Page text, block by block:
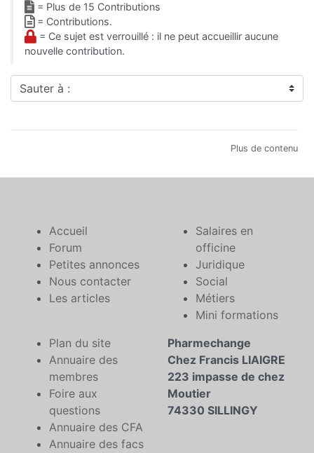
= Plus de 15 Contributions
= Contributions.
= Ce sujet est verrouillé : il ne peut accueillir aucune
nouvelle contribution.
Sauter à :
Plus de contenu
Accueil
Forum
Petites annonces
Nous contacter
Les articles
Salaires en
officine
Juridique
Social
Métiers
Mini formations
Plan du site
Annuaire des
membres
Foire aux
questions
Annuaire des CFA
Annuaire des facs
Pharmechange
Chez Francis LIAIGRE
223 impasse de chez
Moutier
74330 SILLINGY